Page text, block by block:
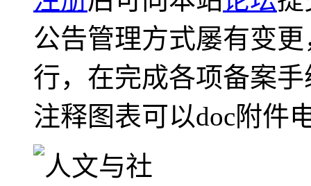
公告管理方式屡有变
行，在完成各项备案
注释图表可以doc附件